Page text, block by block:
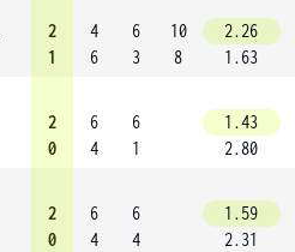
2
1
4
6
6
3
10
8
2.26
1.63
2
0
6
4
6
1
1.43
2.80
2
0
6
4
6
4
1.59
2.31